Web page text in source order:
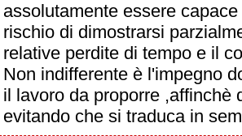
assolutamente essere
rischio di dimostrarsi
relative perdite di tempo e il
Non indifferente è l'impegno
il lavoro da proporre ,affinchè
evitando che si traduca in